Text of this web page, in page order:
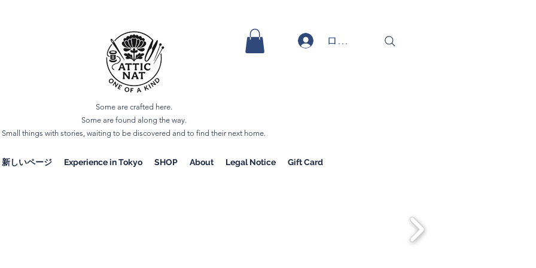
ログイン
Some are crafted here.
Some are found along the way.
Small things with stories, waiting to be discovered and to find their next home.
新しいページ Experience in Tokyo SHOP About Legal Notice Gift Card